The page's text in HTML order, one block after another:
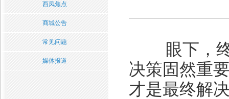
西凤焦点
商城公告
常见问题
媒体报道
眼下，终
决策固然重
才是最终解